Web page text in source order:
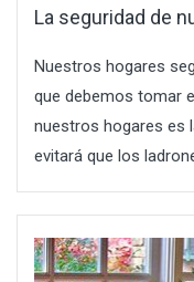
La seguridad de
Nuestros hogares
que debemos tomar
nuestros hogares es
evitará que los